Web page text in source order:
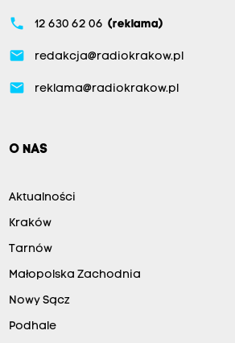
phone 12 630 62 06 (reklama)
email redakcja@radiokrakow.pl
email reklama@radiokrakow.pl
O NAS
Aktualności
Kraków
Tarnów
Małopolska Zachodnia
Nowy Sącz
Podhale